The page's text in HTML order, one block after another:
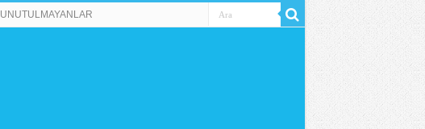
UNUTULMAYANLAR